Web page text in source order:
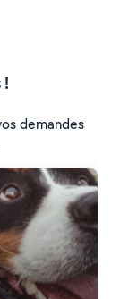
!
demandes